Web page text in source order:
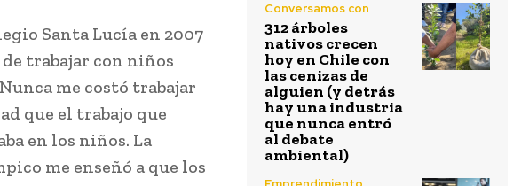
Santa Lucía en 2007
de trabajar con niños
me costó trabajar
que el trabajo que
en los niños. La
me enseñó a que los
Conversamos con
312 árboles
nativos crecen
hoy en Chile con
las cenizas de
alguien (y detrás
hay una industria
que nunca entró
al debate
ambiental)